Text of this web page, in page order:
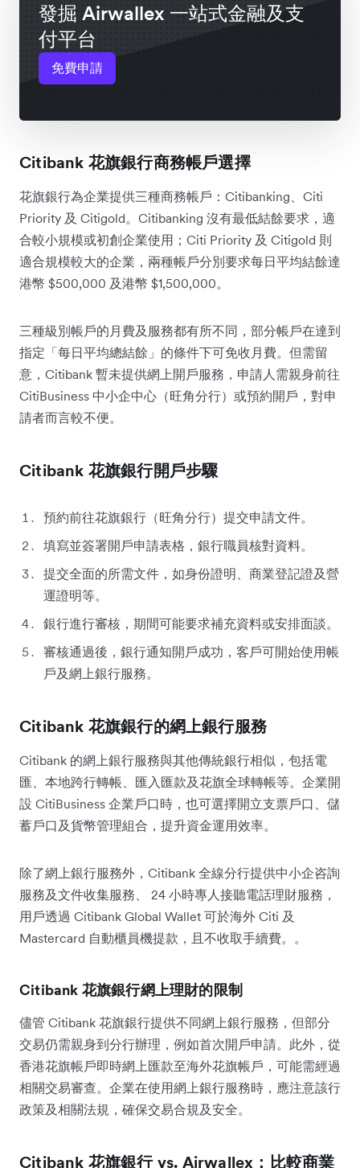
發掘 Airwallex 一站式金融及支
付平台
免費申請
Citibank 花旗銀行商務帳戶選擇
花旗銀行為企業提供三種商務帳戶：Citibanking、Citi
Priority 及 Citigold。Citibanking 沒有最低結餘要求，適
合較小規模或初創企業使用；Citi Priority 及 Citigold 則
適合規模較大的企業，兩種帳戶分別要求每日平均結餘達
港幣 $500,000 及港幣 $1,500,000。
三種級別帳戶的月費及服務都有所不同，部分帳戶在達到
指定「每日平均總結餘」的條件下可免收月費。但需留
意，Citibank 暫未提供網上開戶服務，申請人需親身前往
CitiBusiness 中小企中心（旺角分行）或預約開戶，對申
請者而言較不便。
Citibank 花旗銀行開戶步驟
預約前往花旗銀行（旺角分行）提交申請文件。
填寫並簽署開戶申請表格，銀行職員核對資料。
提交全面的所需文件，如身份證明、商業登記證及營
運證明等。
銀行進行審核，期間可能要求補充資料或安排面談。
審核通過後，銀行通知開戶成功，客戶可開始使用帳
戶及網上銀行服務。
Citibank 花旗銀行的網上銀行服務
Citibank 的網上銀行服務與其他傳統銀行相似，包括電
匯、本地跨行轉帳、匯入匯款及花旗全球轉帳等。企業開
設 CitiBusiness 企業戶口時，也可選擇開立支票戶口、儲
蓄戶口及貨幣管理組合，提升資金運用效率。
除了網上銀行服務外，Citibank 全線分行提供中小企咨詢
服務及文件收集服務、 24 小時專人接聽電話理財服務，
用戶透過 Citibank Global Wallet 可於海外 Citi 及
Mastercard 自動櫃員機提款，且不收取手續費。。
Citibank 花旗銀行網上理財的限制
儘管 Citibank 花旗銀行提供不同網上銀行服務，但部分
交易仍需親身到分行辦理，例如首次開戶申請。此外，從
香港花旗帳戶即時網上匯款至海外花旗帳戶，可能需經過
相關交易審查。企業在使用網上銀行服務時，應注意該行
政策及相關法規，確保交易合規及安全。
Citibank 花旗銀行 vs. Airwallex：比較商業